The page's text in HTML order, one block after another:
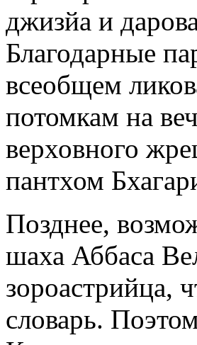
джизйа и
Благодарные
всеобщем
потомкам на
верховного
пантхом
Позднее,
шаха Аббаса
зороастрийца,
словарь.